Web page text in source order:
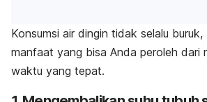
Konsumsi air dingin tidak selalu
manfaat yang bisa Anda peroleh dari
waktu yang tepat.